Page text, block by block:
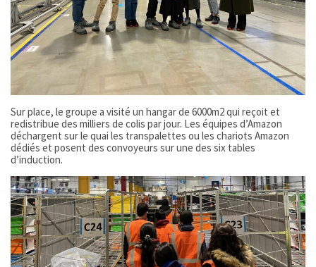
Sur place, le groupe a visité un hangar de 6000m2 qui reçoit et
redistribue des milliers de colis par jour. Les équipes d’Amazon
déchargent sur le quai les transpalettes ou les chariots Amazon
dédiés et posent des convoyeurs sur une des six tables
d’induction.